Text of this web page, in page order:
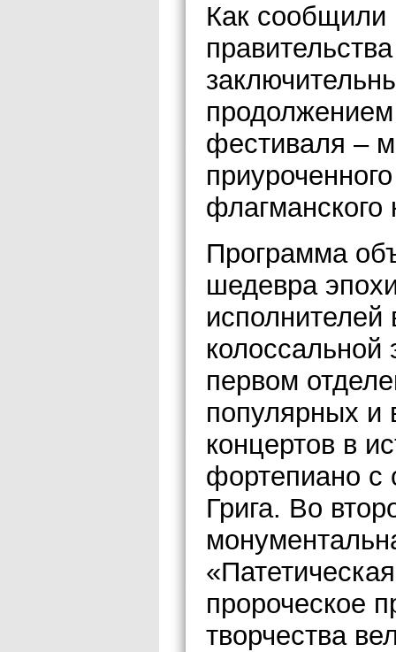
Как
фестиваля –
флагманского
Программа
шедевра
исполнителей
первом
популярных и
концертов в
фортепиано с
Грига. Во
пророческое
творчества